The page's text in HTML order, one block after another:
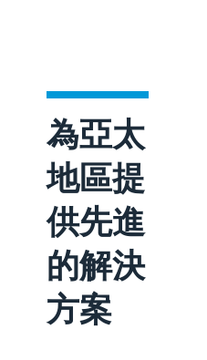
為亞太
地區提
供先進
的解決
方案